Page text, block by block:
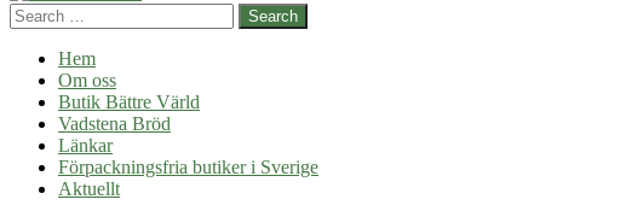
Search
Hem
Om oss
Butik Bättre Värld
Vadstena Bröd
Länkar
Förpackningsfria butiker i Sverige
Aktuellt